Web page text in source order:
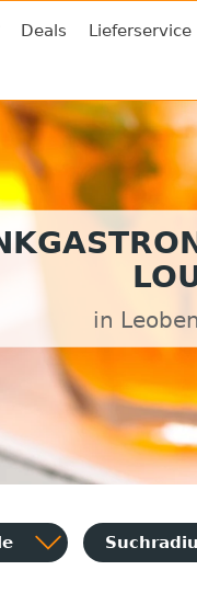
Deals Lieferservice
in